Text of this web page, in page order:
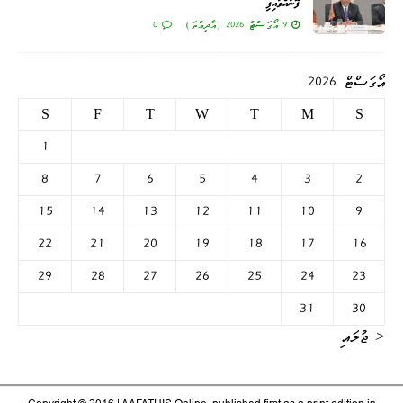
ފޮނުއްވައިފި
9 އޯގަސްޓް 2026 (އާދީއްތަ) 0
އޯގަސްޓް 2026
S
M
T
W
T
F
S
1
2
3
4
5
6
7
8
9
10
11
12
13
14
15
16
17
18
19
20
21
22
23
24
25
26
27
28
29
30
31
« ޖުލައި